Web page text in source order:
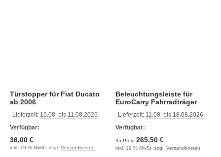
Türstopper für Fiat Ducato
ab 2006
Lieferzeit: 10.08. bis 11.08.2026
Verfügbar:
36,00 €
inkl. 19 % MwSt. zzgl. Versandkosten
Beleuchtungsleiste für
EuroCarry Fahrradträger
Lieferzeit: 11.08. bis 18.08.2026
Verfügbar:
Ihr Preis 265,50 €
inkl. 19 % MwSt. zzgl. Versandkosten